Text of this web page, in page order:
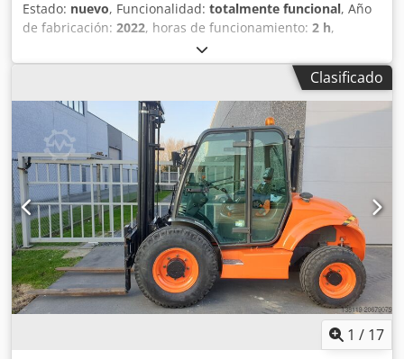
Estado: nuevo, Funcionalidad: totalmente funcional, Año
de fabricación: 2022, horas de funcionamiento: 2 h,
tracción a las cuatro ruedas
dumper Ausa año de fabricación 2022 Cjdpfex Dcmxjx Al
Ierf volquete de descarga elevada tracción hidrostática
iluminación vial
Clasificado
1 / 17